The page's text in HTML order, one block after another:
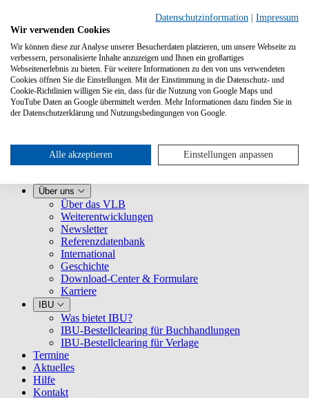
Leistungen
VLB kennenlernen
Für Selfpublisher
Für Dienstleister
Über uns
Über das VLB
Weiterentwicklungen
Newsletter
Referenzdatenbank
International
Geschichte
Download-Center & Formulare
Karriere
IBU
Was bietet IBU?
IBU-Bestellclearing für Buchhandlungen
IBU-Bestellclearing für Verlage
Termine
Aktuelles
Hilfe
Kontakt
Datenschutzinformation
Impressum
Wir verwenden Cookies
Wir können diese zur Analyse unserer Besucherdaten platzieren, um unsere Webseite zu
verbessern, personalisierte Inhalte anzuzeigen und Ihnen ein großartiges
Webseitenerlebnis zu bieten. Für weitere Informationen zu den von uns verwendeten
Cookies öffnen Sie die Einstellungen. Mit der Einstimmung in die Datenschutz- und
Cookie-Richtlinien willigen Sie ein, dass für die Nutzung von Google Maps und
YouTube Daten an Google übermittelt werden. Mehr Informationen dazu finden Sie in
der Datenschutzerklärung und Nutzungsbedingungen von Google.
Alle akzeptieren Einstellungen anpassen